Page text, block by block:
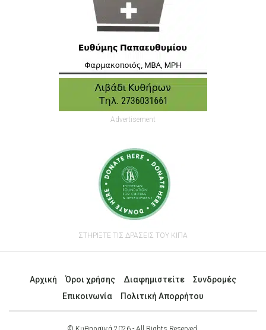
Advertisement
ΣΤΗΡΙΞΤΕ ΤΙΣ ΔΡΑΣΕΙΣ ΤΟΥ ΚΙΠΑ
Αρχική Όροι χρήσης Διαφημιστείτε
Συνδρομές
Επικοινωνία
Πολιτική Απορρήτου